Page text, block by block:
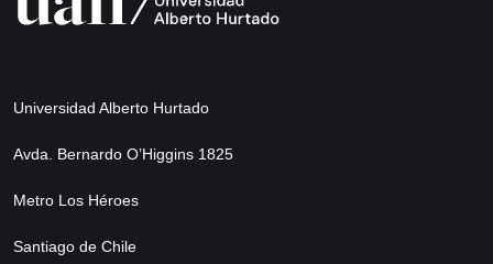
Universidad Alberto Hurtado
Avda. Bernardo O’Higgins 1825
Metro Los Héroes
Santiago de Chile